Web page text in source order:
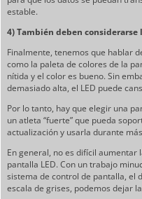
estable.
4) También deben considerarse
Finalmente, tenemos que hablar
como la paleta de colores de la
nítida y el color es bueno. Sin
demasiado alta, el LED puede
Por lo tanto, hay que elegir una
un atleta “fuerte” que pueda
actualización y usarla durante
En general, no es difícil aumentar
pantalla LED. Con un trabajo
sistema de control de pantalla, el
escala de grises, podemos dejar